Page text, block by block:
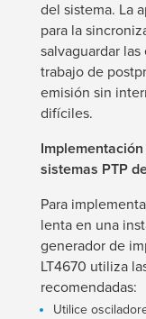
del sistema. La
para la
salvaguardar
trabajo de
emisión sin
difíciles.
sistemas PTP
Para
lenta en una
generador de
LT4670 utiliza
recomendadas:
Utilice